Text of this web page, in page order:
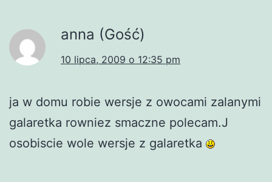
anna (Gość)
10 lipca, 2009 o 12:35 pm
ja w domu robie wersje z owocami zalanymi
galaretka rowniez smaczne polecam.J
osobiscie wole wersje z galaretka